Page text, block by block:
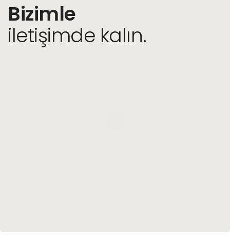
Bizimle
iletişimde kalın.